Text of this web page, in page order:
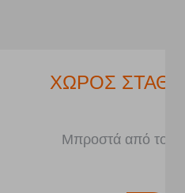
το κατάστημα